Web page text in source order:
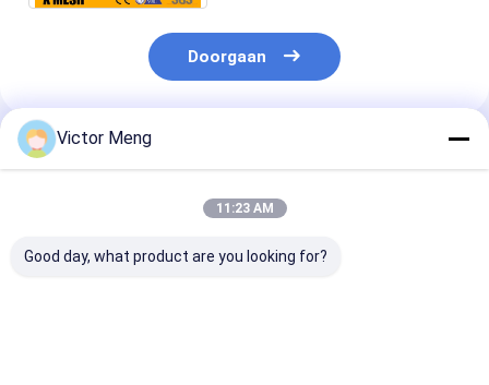
Doorgaan
Geadviseerde Producten
Victor Meng
11:23 AM
Good day, what product are you looking for?